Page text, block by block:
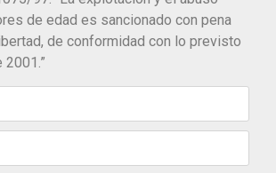
de edad es sancionado con pena
de conformidad con lo previsto